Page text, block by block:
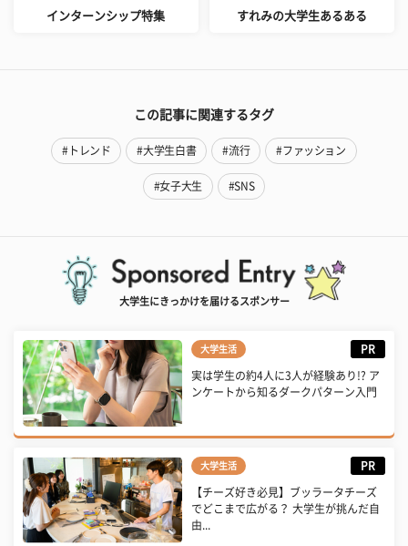
インターンシップ特集 すれみの大学生あるある
この記事に関連するタグ
#トレンド #大学生白書 #流行 #ファッション
#女子大生 #SNS
大学生にきっかけを届けるスポンサー
大学生活 PR
実は学生の約4人に3人が経験あり!? ア
ンケートから知るダークパターン入門
大学生活 PR
【チーズ好き必見】ブッラータチーズ
でどこまで広がる？ 大学生が挑んだ自
由...